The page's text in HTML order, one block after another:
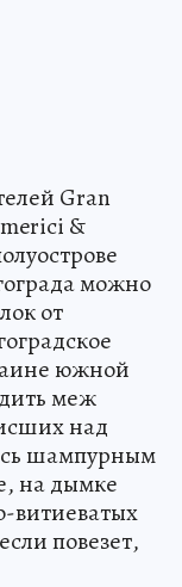
Gran
&
можно
от
южной
меж
над
шампурным
на дымке
витиеватых
повезет,